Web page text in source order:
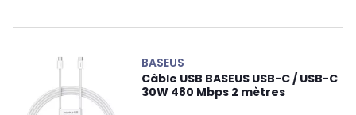
BASEUS
Câble USB BASEUS USB-C / USB-C
30W 480 Mbps 2 mètres